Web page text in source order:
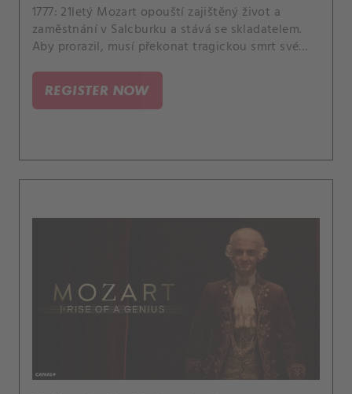
1777: 21letý Mozart opouští zajištěný život a
zaměstnání v Salcburku a stává se skladatelem.
Aby prorazil, musí překonat tragickou smrt své
REGISTER NOW